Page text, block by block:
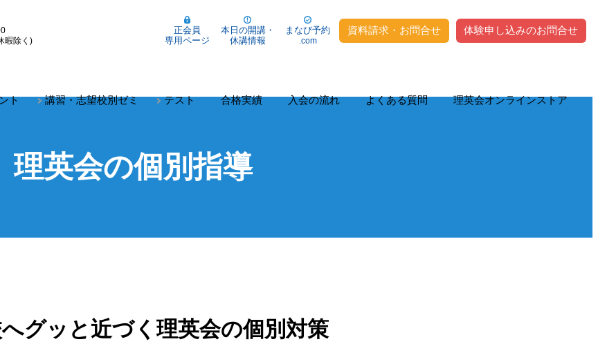
暇除く)
正会員
専用ページ
本日の開講・
休講情報
まなび予約
.com
資料請求・お問合せ 体験申し込みのお問合せ
ト 講習・志望校別ゼミ テスト 合格実績 入会の流れ よくある質問 理英会オンラインストア
理英会の個別指導
グッと近づく理英会の個別対策